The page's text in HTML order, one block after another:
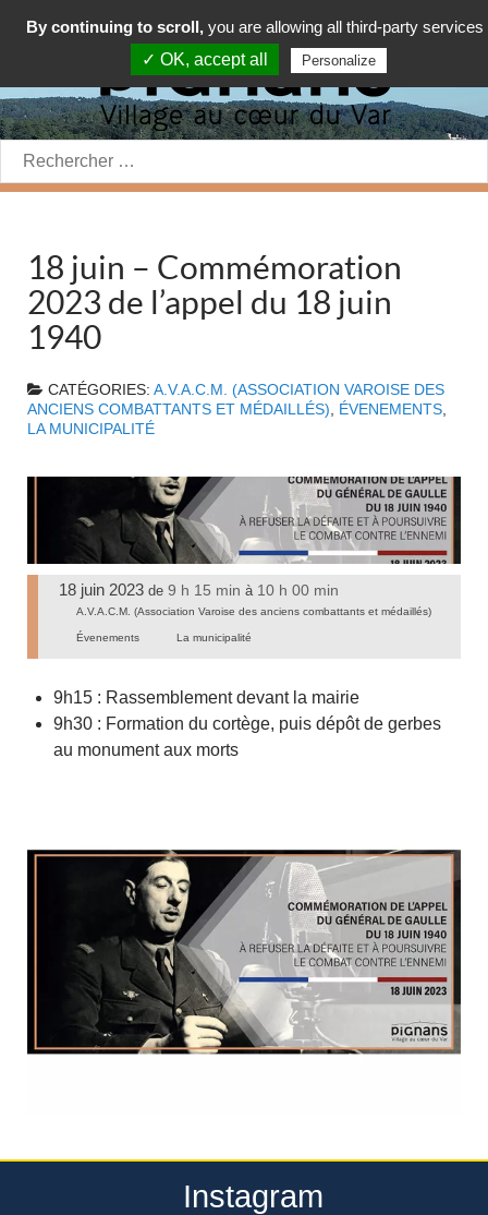
Rechercher:
18 juin – Commémoration
2023 de l’appel du 18 juin
1940
CATÉGORIES: A.V.A.C.M. (ASSOCIATION VAROISE DES
ANCIENS COMBATTANTS ET MÉDAILLÉS), ÉVENEMENTS,
LA MUNICIPALITÉ
18 juin 2023 de 9 h 15 min à 10 h 00 min
A.V.A.C.M. (Association Varoise des anciens combattants et médaillés)
Évenements La municipalité
9h15 : Rassemblement devant la mairie
9h30 : Formation du cortège, puis dépôt de gerbes
au monument aux morts
Instagram
By continuing to scroll, you are allowing all third-party services
✓ OK, accept all
Personalize